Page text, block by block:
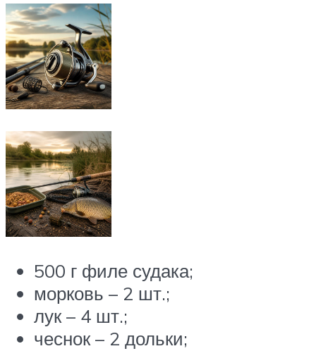
500 г филе судака;
морковь – 2 шт.;
лук – 4 шт.;
чеснок – 2 дольки;